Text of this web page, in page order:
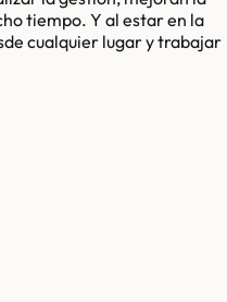
tiempo. Y al estar en la
cualquier lugar y trabajar